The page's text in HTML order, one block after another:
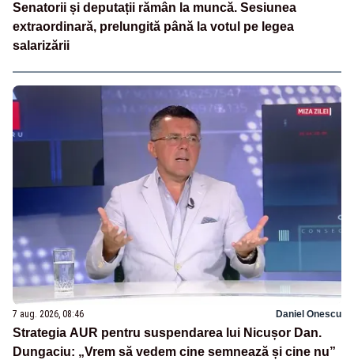
Senatorii și deputații rămân la muncă. Sesiunea
extraordinară, prelungită până la votul pe legea
salarizării
7 aug. 2026, 08:46 Daniel Onescu
Strategia AUR pentru suspendarea lui Nicușor Dan.
Dungaciu: „Vrem să vedem cine semnează și cine nu”